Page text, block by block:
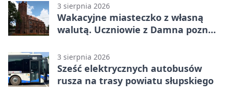
3 sierpnia 2026
Wakacyjne miasteczko z własną
walutą. Uczniowie z Damna poznali
3 sierpnia 2026
Sześć elektrycznych autobusów
rusza na trasy powiatu słupskiego